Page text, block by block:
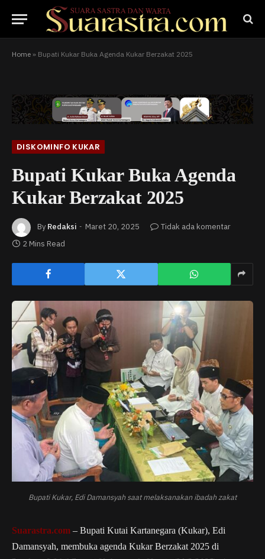
Home » Bupati Kukar Buka Agenda Kukar Berzakat 2025
DISKOMINFO KUKAR
Bupati Kukar Buka Agenda
Kukar Berzakat 2025
By Redaksi Maret 20, 2025
Tidak ada komentar
2 Mins Read
Bupati Kukar, Edi Damansyah saat melaksanakan ibadah zakat
Suarastra.com – Bupati Kutai Kartanegara (Kukar), Edi
Damansyah, membuka agenda Kukar Berzakat 2025 di